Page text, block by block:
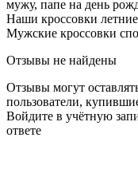
мужу, папе на день
Наши кроссовки
Мужские кроссовки
Отзывы не найдены
Отзывы могут
пользователи,
Войдите в учётную
ответе